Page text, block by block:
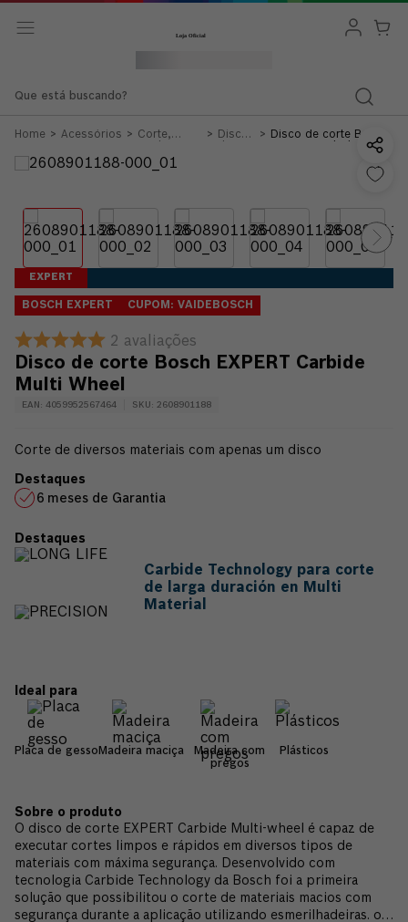
Acessórios
Corte,
Escovação
Discos
Disco de corte Bosch
EXPERT Carbide Multi
EXPERT
BOSCH EXPERT CUPOM: VAIDEBOSCH
2 avaliações
Disco de corte Bosch EXPERT Carbide
Multi Wheel
EAN : 4059952567464 SKU : 2608901188
Corte de diversos materiais com apenas um disco
6 meses de Garantia
Carbide Technology para corte
de larga duración en Multi
Material
Placa de gesso Madeira maciça
Madeira com
pregos
Plásticos
O disco de corte EXPERT Carbide Multi-wheel é capaz de
executar cortes limpos e rápidos em diversos tipos de
materiais com máxima segurança. Desenvolvido com
tecnologia Carbide Technology da Bosch foi a primeira
solução que possibilitou o corte de materiais macios com
segurança durante a aplicação utilizando esmerilhadeiras. o